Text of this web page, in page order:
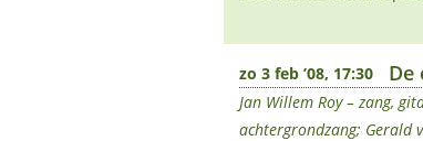
zo 3 feb ’08, 17:30 De
Jan Willem Roy – zang,
achtergrondzang; Gerald